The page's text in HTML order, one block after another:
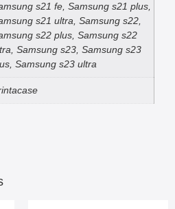
s21 fe, Samsung s21 plus,
s21 ultra, Samsung s22,
s22 plus, Samsung s22
Samsung s23, Samsung s23
Samsung s23 ultra